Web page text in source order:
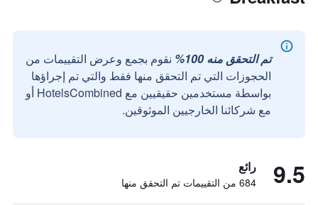
تم التحقق منه 100%
نقوم بجمع وعرض التقييمات من
الحجوزات التي تم التحقق منها فقط والتي تم إجراؤها
بواسطة مستخدمين حقيقيين مع HotelsCombined أو
مع شركائنا الخارجيين الموثوقين.
9.5 رائع
684 من التقييمات تم التحقق منها